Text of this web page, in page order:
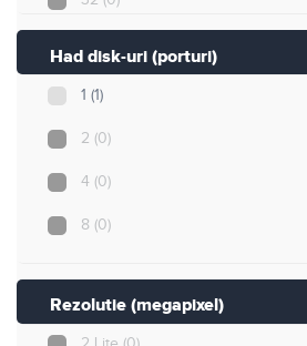
Had disk-uri (porturi)
1 (1)
2 (0)
4 (0)
8 (0)
Rezolutie (megapixel)